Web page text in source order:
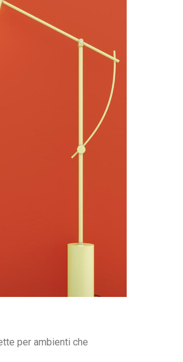
per ambienti che